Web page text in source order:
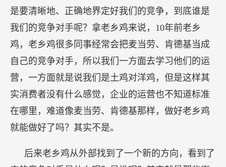
是要清晰地、正确地界定好我们的竞争，到底谁是
我们的竞争对手呢？拿老乡鸡来说，10年前老乡
鸡，老乡鸡很多同事经常会把麦当劳、肯德基当成
自己的竞争对手，所以我们一方面去学习他们的运
营，一方面就是说我们是土鸡对洋鸡，但是这样其
实消费者没有什么感觉，企业的运营也不知道标准
在哪里，难道像麦当劳、肯德基那样，做好老乡鸡
就能做好了吗？其实不是。
后来老乡鸡从外部找到了一个新的方向，看到了